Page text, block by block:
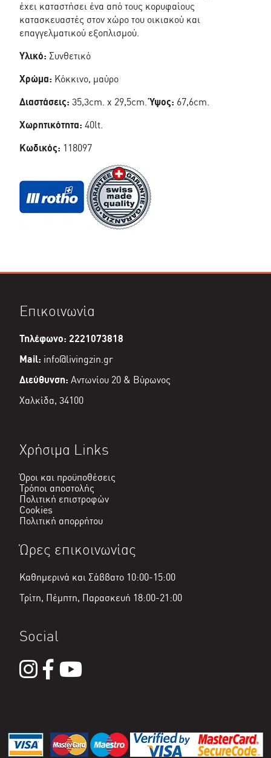
έχει καταστήσει ένα από τους κορυφαίους
κατασκευαστές στον χώρο του οικιακού και
επαγγελματικού εξοπλισμού.
Υλικό: Συνθετικό
Χρώμα: Κόκκινο, μαύρο
Διαστάσεις: 35,3cm. x 29,5cm.Ύψος: 67,6cm.
Χωρητικότητα: 40lt.
Κωδικός: 118097
Επικοινωνία
Τηλέφωνο: 2221073818
Mail: info@livingzin.gr
Διεύθυνση: Αντωνίου 20 & Βύρωνος
Χαλκίδα, 34100
Χρήσιμα Links
Όροι και προϋποθέσεις
Τρόποι αποστολής
Πολιτική επιστροφών
Cookies
Πολιτική απορρήτου
Ώρες επικοινωνίας
Καθημερινά και Σάββατο 10:00-15:00
Τρίτη, Πέμπτη, Παρασκευή 18:00-21:00
Social